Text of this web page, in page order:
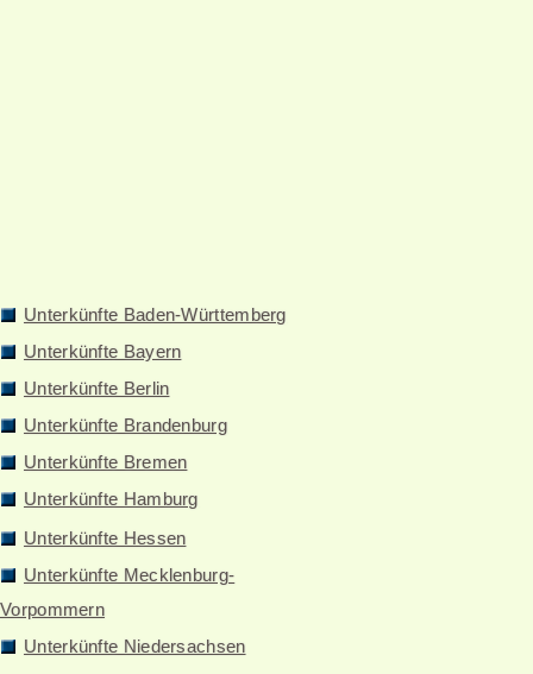
Unterkünfte Baden-Württemberg
Unterkünfte Bayern
Unterkünfte Berlin
Unterkünfte Brandenburg
Unterkünfte Bremen
Unterkünfte Hamburg
Unterkünfte Hessen
Unterkünfte Mecklenburg-
Vorpommern
Unterkünfte Niedersachsen